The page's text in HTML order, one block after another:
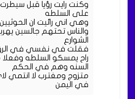
وكنت رايت رؤيا قبل سيطرت
على السلطه
وهي اني رائيت ان
والناس تحتهم جالسين
الشوارع
فقلت في نفسي في الرؤيا
راح يمسكو السلطه
السنه وهم في الحكم
متزوج ومغترب لا انتمي
في اليمن